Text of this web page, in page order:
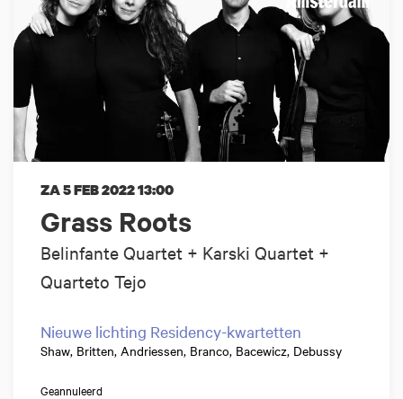
Grass Roots
Belinfante Quartet + Karski Quartet +
Quarteto Tejo
ZA 5 FEB 202213:00
Nieuwe lichting Residency-kwartetten
Shaw, Britten, Andriessen, Branco, Bacewicz, Debussy
Geannuleerd